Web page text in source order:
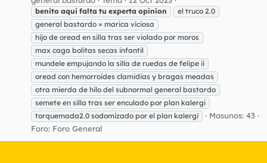
benito aqui falta tu experta opinion
el truco 2.0
general bastardo = marica viciosa
hijo de oread en silla tras ser violado por moros
max caga bolitas secas infantil
mundele empujando la silla de ruedas de felipe ii
oread con hemorroides clamidias y bragas meadas
otra mierda de hilo del subnormal general bastardo
semete en silla tras ser enculado por plan kalergi
torquemada2.0 sodomizado por el plan kalergi
Masunos: 43
Foro: Foro General